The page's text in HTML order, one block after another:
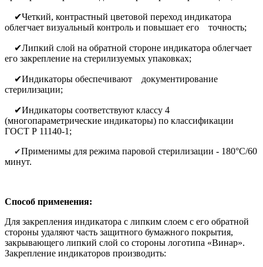
✔Четкий, контрастный цветовой переход индикатора
облегчает визуальный контроль и повышает его точность;
✔Липкий слой на обратной стороне индикатора облегчает
его закрепление на стерилизуемых упаковках;
✔Индикаторы обеспечивают документирование
стерилизации;
✔Индикаторы соответствуют классу 4
(многопараметрические индикаторы) по классификации
ГОСТ Р 11140-1;
✔Применимы для режима паровой стерилизации - 180°С/60
минут.
Способ применения:
Для закрепления индикатора с липким слоем с его обратной
стороны удаляют часть защитного бумажного покрытия,
закрывающего липкий слой со стороны логотипа «Винар».
Закрепление индикаторов производить: